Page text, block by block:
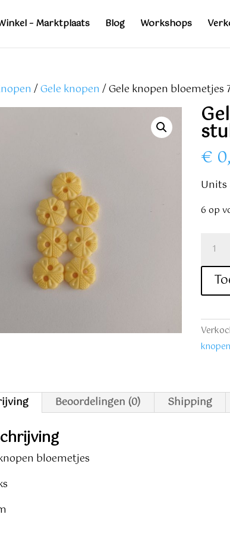
– Marktplaats Blog Workshops
/Gele knopen / Gele knopen bloemetjes
€
Units
6 op
knopen
aantal
knopen
Beoordelingen (0) Shipping
bloemetjes